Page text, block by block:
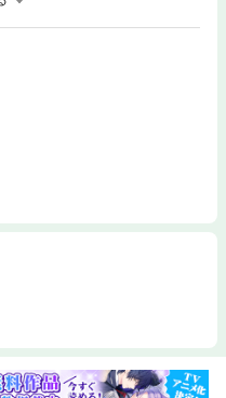
い文章と図・表・イラストで解
などを随所に盛り込んでいるの
みや全体像がスラスラと理解で
籍化したものです。※本文に記
に基づき作成されたものです。
とは異なる表記・表現の場合が